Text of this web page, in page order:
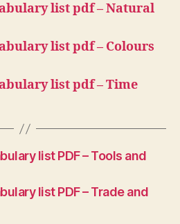
list pdf – Natural
list pdf – Colours
list pdf – Time
list PDF – Tools and
list PDF – Trade and